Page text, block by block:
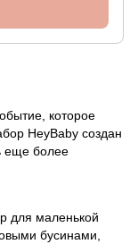
которое
HeyBaby создан
еще более
для маленькой
бусинами,